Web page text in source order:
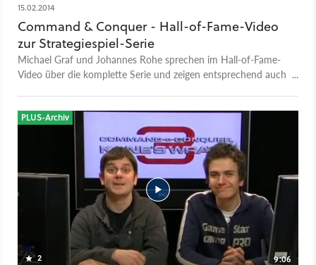
15.02.2014
Command & Conquer - Hall-of-Fame-Video
zur Strategiespiel-Serie
Michael Graf und Johannes Rohe sprechen im Hall-of-Fame-
Video über die komplette Serie und zeigen entsprechend auch
2 9:06
PLUS-Archiv